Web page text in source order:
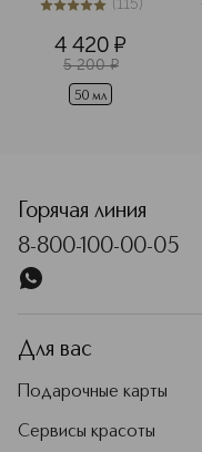
гель для лица
5из 5115 (115)
4 420 ¤
5 200 ¤
50 мл
Горячая линия
8-800-100-00-05
Для вас
Подарочные карты
Сервисы красоты